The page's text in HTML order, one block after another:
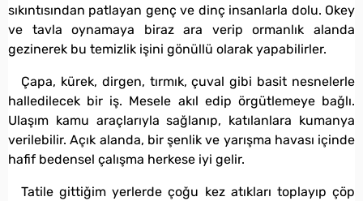
sıkıntısından patlayan genç ve dinç insanlarla dolu. Okey
ve tavla oynamaya biraz ara verip ormanlık alanda
gezinerek bu temizlik işini gönüllü olarak yapabilirler.
Çapa, kürek, dirgen, tırmık, çuval gibi basit nesnelerle
halledilecek bir iş. Mesele akıl edip örgütlemeye bağlı.
Ulaşım kamu araçlarıyla sağlanıp, katılanlara kumanya
verilebilir. Açık alanda, bir şenlik ve yarışma havası içinde
hafif bedensel çalışma herkese iyi gelir.
Tatile gittiğim yerlerde çoğu kez atıkları toplayıp çöp